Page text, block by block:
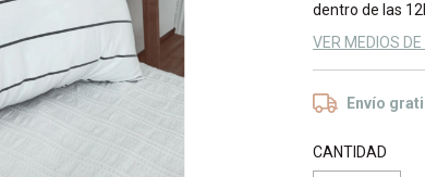
dentro de las
VER MEDIOS DE
Envío
CANTIDAD